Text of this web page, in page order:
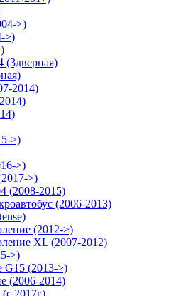
>)
>)
(3дверная)
2014)
>)
>)
>)
(2008-2015)
(2006-2013)
(2012->)
XL (2007-2012)
>)
G15 (2013->)
(2006-2014)
2017г)